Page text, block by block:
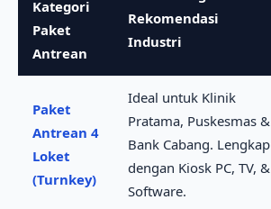
Kategori
Paket
Antrean
Rekomendasi
Industri
Paket
Antrean 4
Loket
(Turnkey)
Ideal untuk Klinik
Pratama, Puskesmas &
Bank Cabang. Lengkap
dengan Kiosk PC, TV, &
Software.